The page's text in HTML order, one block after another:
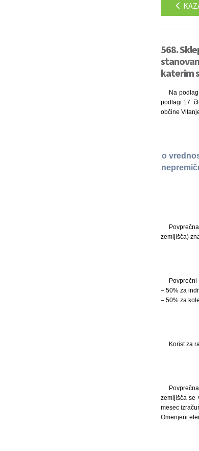
568.
katerim
Na
podlagi 17.
občine
o
zemljišča)
Povprečni
– 50% za
– 50% za
Korist za
zemljišča se
mesec
Omenjeni